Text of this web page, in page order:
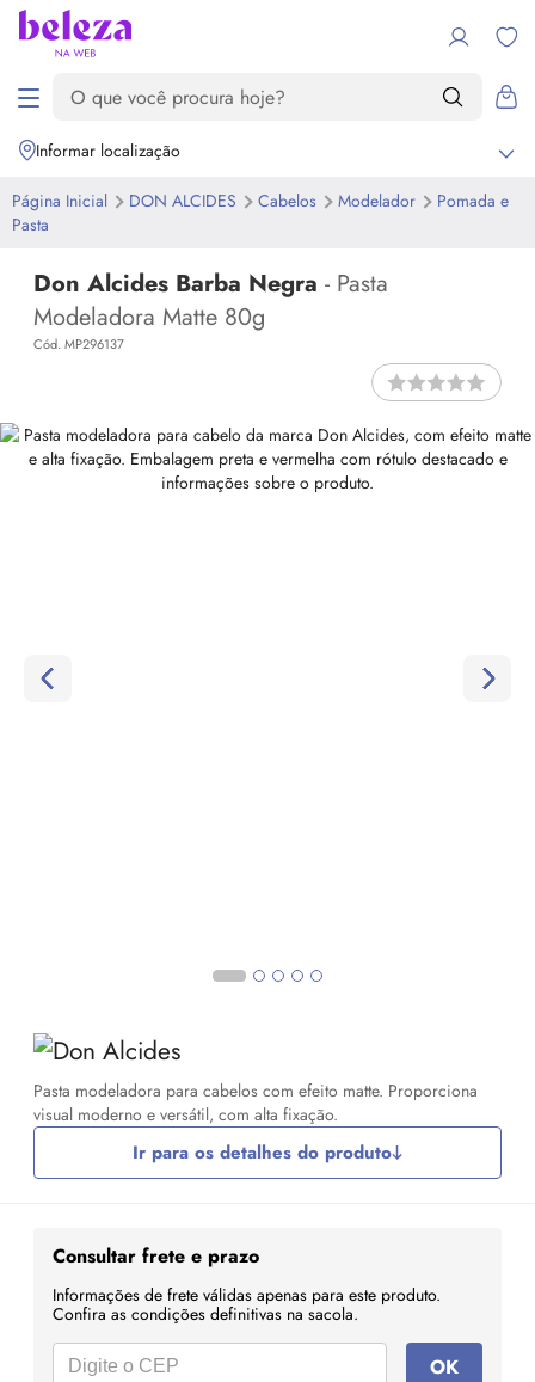
Informar localização
Página Inicial DON ALCIDES Cabelos Modelador
Pomada e
Pasta
Don Alcides Barba Negra - Pasta
Modeladora Matte 80g
Cód. MP296137
Pasta modeladora para cabelos com efeito matte. Proporciona
visual moderno e versátil, com alta fixação.
Ir para os detalhes do produto
Consultar frete e prazo
Informações de frete válidas apenas para este produto.
Confira as condições definitivas na sacola.
OK